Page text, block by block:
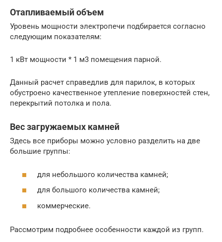
Отапливаемый объем
Уровень мощности электропечи подбирается согласно
следующим показателям:
1 кВт мощности * 1 м3 помещения парной.
Данный расчет справедлив для парилок, в которых
обустроено качественное утепление поверхностей стен,
перекрытий потолка и пола.
Вес загружаемых камней
Здесь все приборы можно условно разделить на две
большие группы:
для небольшого количества камней;
для большого количества камней;
коммерческие.
Рассмотрим подробнее особенности каждой из групп.